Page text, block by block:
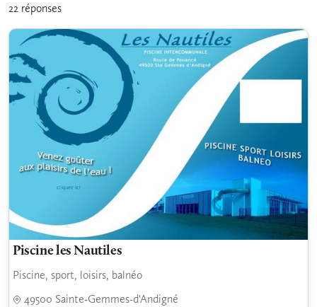
22 réponses
Piscine les Nautiles
Piscine, sport, loisirs, balnéo
49500 Sainte-Gemmes-d'Andigné